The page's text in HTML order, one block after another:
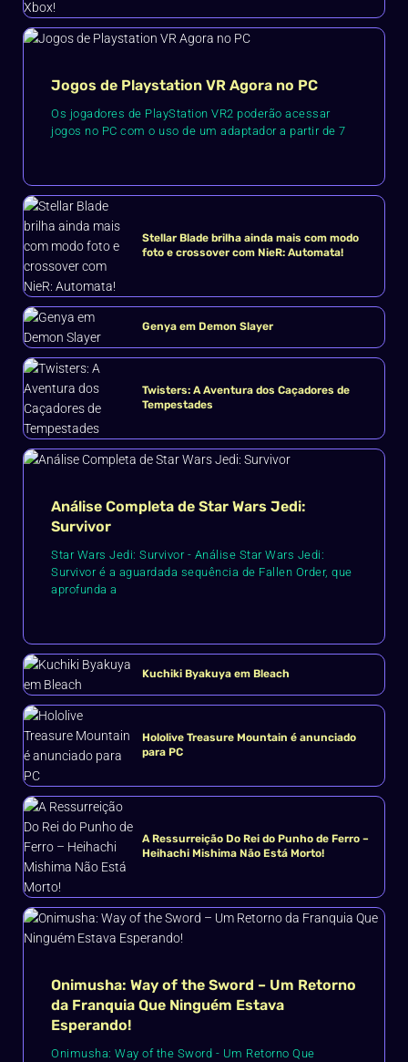
Jogos de Playstation VR Agora no PC
Os jogadores de PlayStation VR2 poderão acessar
jogos no PC com o uso de um adaptador a partir de 7
Stellar Blade brilha ainda mais com modo
foto e crossover com NieR: Automata!
Genya em Demon Slayer
Twisters: A Aventura dos Caçadores de
Tempestades
Análise Completa de Star Wars Jedi:
Survivor
Star Wars Jedi: Survivor - Análise Star Wars Jedi:
Survivor é a aguardada sequência de Fallen Order, que
aprofunda a
Kuchiki Byakuya em Bleach
Hololive Treasure Mountain é anunciado
para PC
A Ressurreição Do Rei do Punho de Ferro –
Heihachi Mishima Não Está Morto!
Onimusha: Way of the Sword – Um Retorno
da Franquia Que Ninguém Estava
Esperando!
Onimusha: Way of the Sword - Um Retorno Que